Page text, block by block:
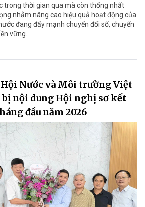
trong thời gian qua mà còn thống nhất
nhằm nâng cao hiệu quả hoạt động của
đang đẩy mạnh chuyển đổi số, chuyển
vững.
Nước và Môi trường Việt
bị nội dung Hội nghị sơ kết
đầu năm 2026